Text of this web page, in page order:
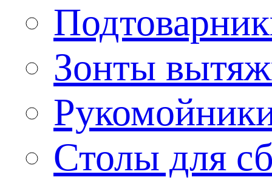
Зонты
Столы для